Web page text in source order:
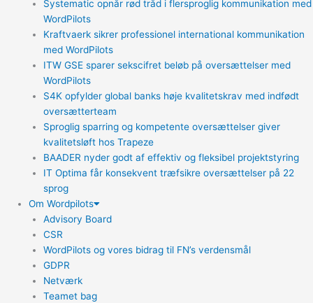
Systematic opnår rød tråd i flersproglig kommunikation med
WordPilots
Kraftvaerk sikrer professionel international kommunikation
med WordPilots
ITW GSE sparer sekscifret beløb på oversættelser med
WordPilots
S4K opfylder global banks høje kvalitetskrav med indfødt
oversætterteam
Sproglig sparring og kompetente oversættelser giver
kvalitetsløft hos Trapeze
BAADER nyder godt af effektiv og fleksibel projektstyring
IT Optima får konsekvent træfsikre oversættelser på 22
sprog
Om Wordpilots
Advisory Board
CSR
WordPilots og vores bidrag til FN’s verdensmål
GDPR
Netværk
Teamet bag